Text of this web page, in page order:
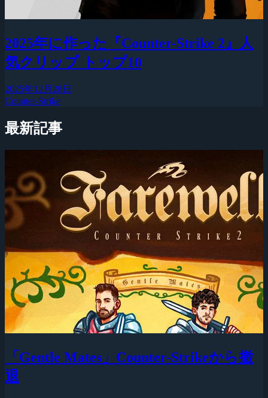
2025年に作った『Counter-Strike 2』人
気クリップ トップ10
2025年12月28日
Counter-Strike
最新記事
「Gentle Mates」Counter-Strikeから撤
退